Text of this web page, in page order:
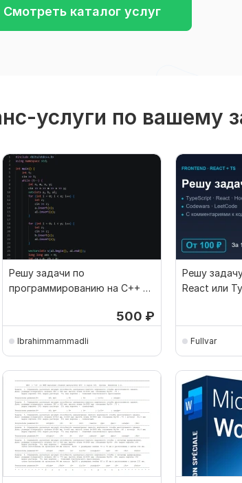
Смотреть каталог услуг
услуги по вашему
Решу задачи по
программированию на С++ и
500 ₽
Ibrahimmammadli
Решу
React или
Fullvar